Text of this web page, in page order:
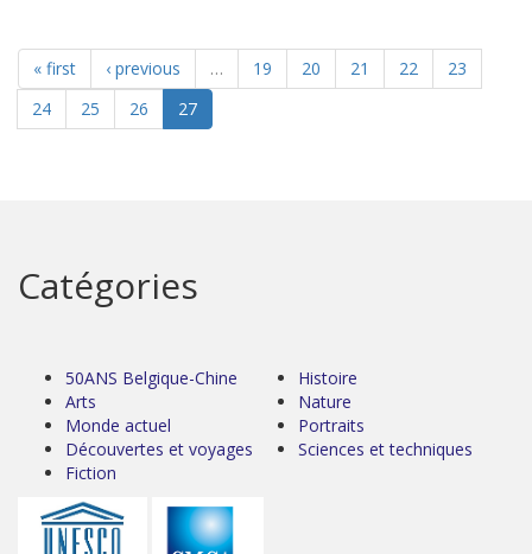
« first ‹ previous … 19 20 21 22
23
24
25 26 27
Catégories
50ANS Belgique-Chine
Arts
Monde actuel
Découvertes et voyages
Fiction
Histoire
Nature
Portraits
Sciences et techniques